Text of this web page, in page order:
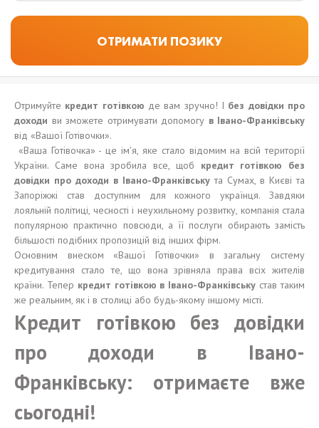
Отримуйте кредит готівкою де вам зручно! І без довідки про
доходи ви зможете отримувати допомогу в Івано-Франківську
від «Вашої Готівочки».
«Ваша Готівочка» - це ім'я, яке стало відомим на всій території
України. Саме вона зробила все, щоб кредит готівкою без
довідки про доходи в Івано-Франківську та Сумах, в Києві та
Запоріжжі став доступним для кожного українця. Завдяки
лояльній політиці, чесності і неухильному розвитку, компанія стала
популярною практично повсюди, а її послуги обирають замість
більшості подібних пропозицій від інших фірм.
Основним внеском «Вашої Готівочки» в загальну систему
кредитування стало те, що вона зрівняла права всіх жителів
країни. Тепер кредит готівкою в Івано-Франківську став таким
же реальним, як і в столиці або будь-якому іншому місті.
Кредит готівкою без довідки
про доходи в Івано-
Франківську: отримаєте вже
сьогодні!